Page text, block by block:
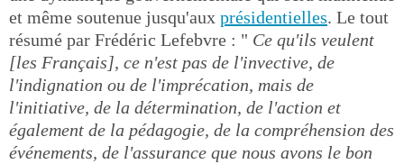
et même soutenue jusqu'aux présidentielles. Le tout
résumé par Frédéric Lefebvre : " Ce qu'ils veulent
[les Français], ce n'est pas de l'invective, de
l'indignation ou de l'imprécation, mais de
l'initiative, de la détermination, de l'action et
également de la pédagogie, de la compréhension des
événements, de l'assurance que nous avons le bon